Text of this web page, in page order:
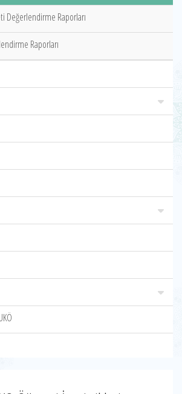
Değerlendirme Raporları
Raporları